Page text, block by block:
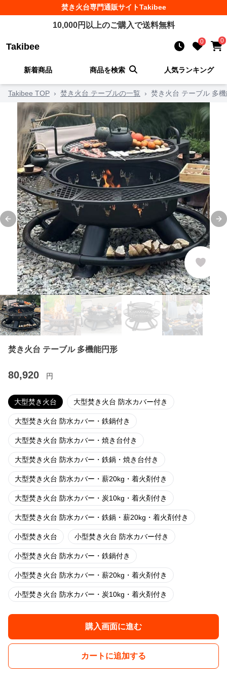
焚き火台専門通販サイトTakibee
10,000円以上のご購入で送料無料
Takibee 0 0
新着商品 商品を検索 人気ランキング
Takibee TOP › 焚き火台 テーブルの一覧 › 焚き火台 テーブル 多
Previous slide
焚き火台 テーブル 多機能円形
80,920 円
大型焚き火台 大型焚き火台 防水カバー付き
大型焚き火台 防水カバー・鉄鍋付き
大型焚き火台 防水カバー・焼き台付き
大型焚き火台 防水カバー・鉄鍋・焼き台付き
大型焚き火台 防水カバー・薪20kg・着火剤付き
大型焚き火台 防水カバー・炭10kg・着火剤付き
大型焚き火台 防水カバー・鉄鍋・薪20kg・着火剤付き
小型焚き火台 小型焚き火台 防水カバー付き
小型焚き火台 防水カバー・鉄鍋付き
小型焚き火台 防水カバー・薪20kg・着火剤付き
小型焚き火台 防水カバー・炭10kg・着火剤付き
購入画面に進む
カートに追加する